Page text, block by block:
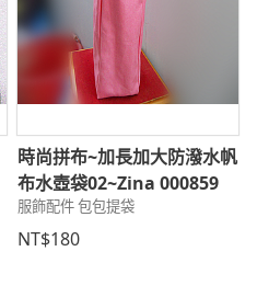
時尚拼布~加長加大防潑水帆
布水壺袋02~Zina 000859
服飾配件 包包提袋
NT$180